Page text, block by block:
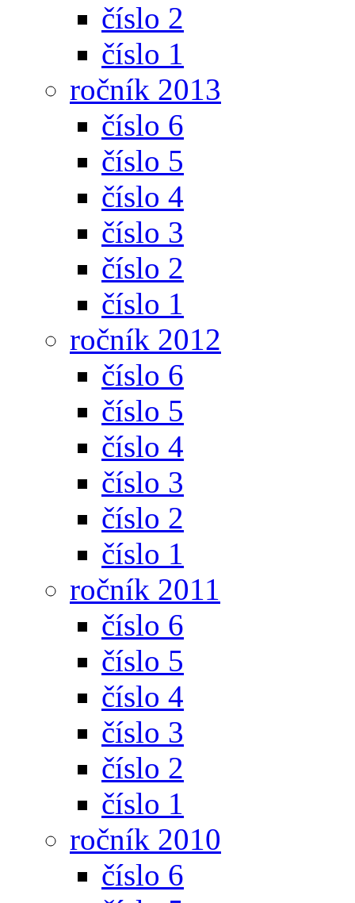
číslo 2
číslo 1
ročník 2013
číslo 6
číslo 5
číslo 4
číslo 3
číslo 2
číslo 1
ročník 2012
číslo 6
číslo 5
číslo 4
číslo 3
číslo 2
číslo 1
ročník 2011
číslo 6
číslo 5
číslo 4
číslo 3
číslo 2
číslo 1
ročník 2010
číslo 6